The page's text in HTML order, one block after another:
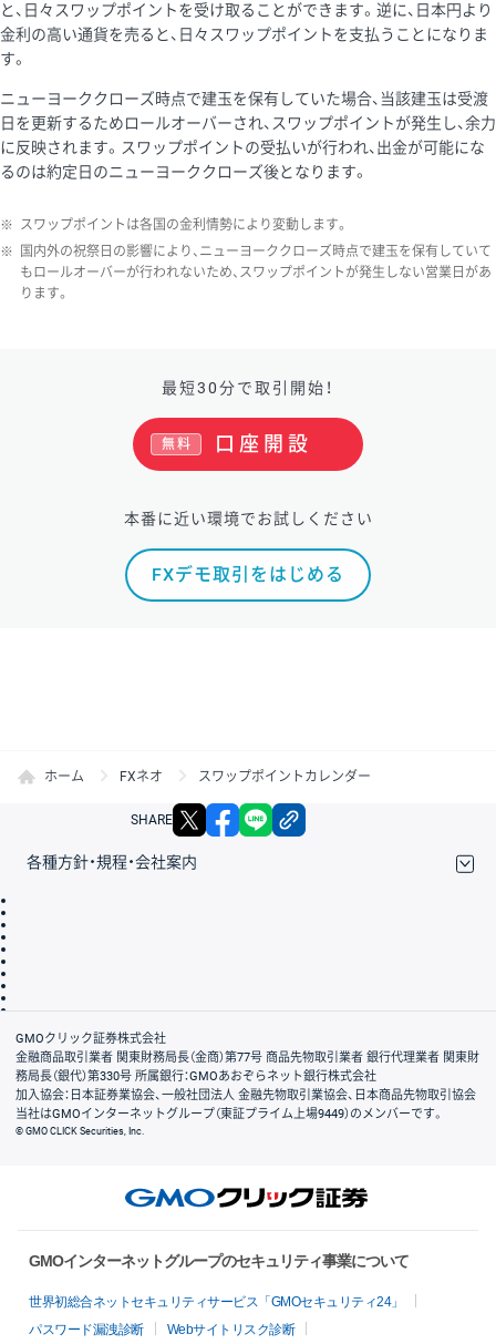
と、日々スワップポイントを受け取ることができます。逆に、日本円より
金利の高い通貨を売ると、日々スワップポイントを支払うことになりま
す。
ニューヨーククローズ時点で建玉を保有していた場合、当該建玉は受渡
日を更新するためロールオーバーされ、スワップポイントが発生し、余力
に反映されます。スワップポイントの受払いが行われ、出金が可能にな
るのは約定日のニューヨーククローズ後となります。
※ スワップポイントは各国の金利情勢により変動します。
※
国内外の祝祭日の影響により、ニューヨーククローズ時点で建玉を保有していて
もロールオーバーが行われないため、スワップポイントが発生しない営業日があ
ります。
最短30分で取引開始！
口座開設
無料
本番に近い環境でお試しください
FXデモ取引をはじめる
ホーム FXネオ スワップポイントカレンダー
SHARE X facebook
各種方針・規程・会社案内
会社案内
GMOクリック証券株式会社
金融商品取引業者 関東財務局長（金商）第77号 商品先物取引業者 銀行代理業者 関東財
務局長（銀代）第330号 所属銀行：GMOあおぞらネット銀行株式会社
加入協会：日本証券業協会、一般社団法人 金融先物取引業協会、日本商品先物取引協会
当社はGMOインターネットグループ（東証プライム上場9449）のメンバーです。
© GMO CLICK Securities, Inc.
GMOインターネットグループのセキュリティ事業について
世界初総合ネットセキュリティサービス「GMOセキュリティ24」
パスワード漏洩診断
Webサイトリスク診断